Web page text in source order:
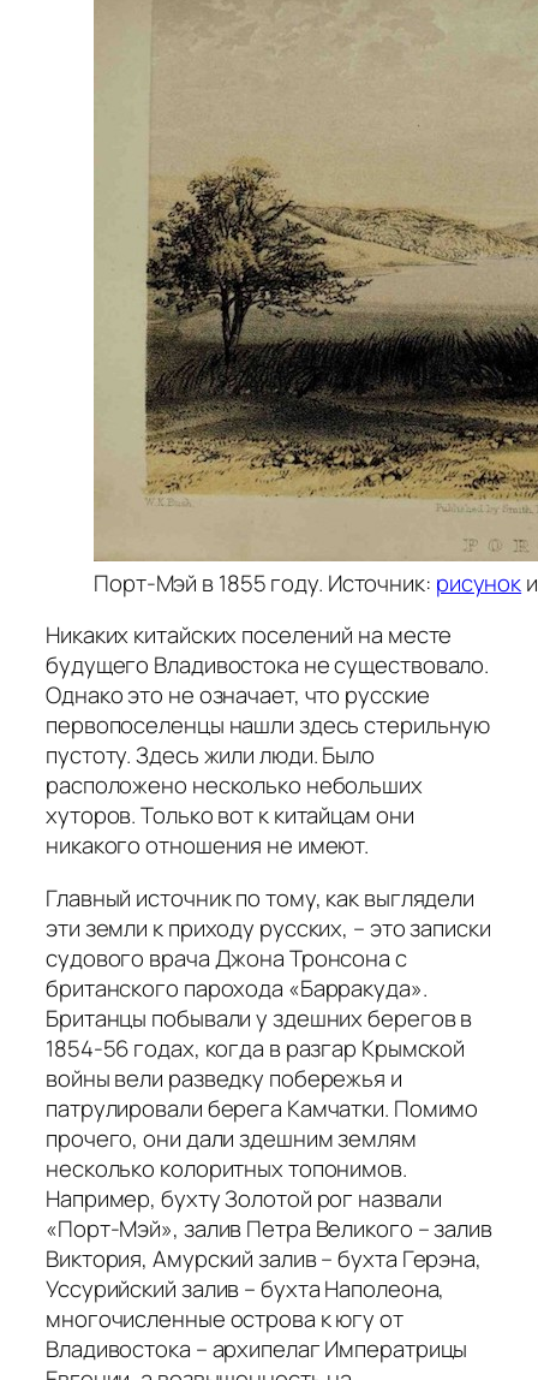
Порт-Мэй в 1855 году. Источник: рисунок
Никаких китайских поселений на месте
будущего Владивостока не существовало.
Однако это не означает, что русские
первопоселенцы нашли здесь стерильную
пустоту. Здесь жили люди. Было
расположено несколько небольших
хуторов. Только вот к китайцам они
никакого отношения не имеют.
Главный источник по тому, как выглядели
эти земли к приходу русских, – это записки
судового врача Джона Тронсона с
британского парохода «Барракуда».
Британцы побывали у здешних берегов в
1854-56 годах, когда в разгар Крымской
войны вели разведку побережья и
патрулировали берега Камчатки. Помимо
прочего, они дали здешним землям
несколько колоритных топонимов.
Например, бухту Золотой рог назвали
«Порт-Мэй», залив Петра Великого – залив
Виктория, Амурский залив – бухта Герэна,
Уссурийский залив – бухта Наполеона,
многочисленные острова к югу от
Владивостока – архипелаг Императрицы